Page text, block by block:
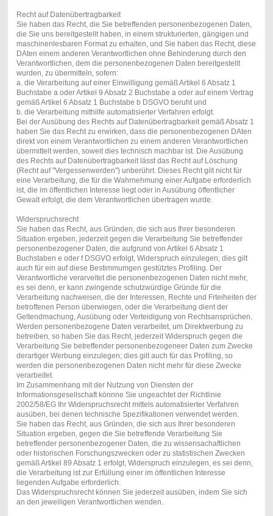
Recht auf Datenübertragbarkeit
Sie haben das Recht, die Sie betreffenden personenbezogenen Daten,
die Sie uns bereitgestellt haben, in einem strukturierten, gängigen und
maschinenlesbaren Format zu erhalten, und Sie haben das Recht, diese
DAten einem anderen Verantwortlichen ohne Behinderung durch den
Verantwortlichen, dem die personenbezogenen Daten bereitgestellt
wurden, zu übermitteln, sofern:
a. die Verarbeitung auf einer Einwilligung gemäß Artikel 6 Absatz 1
Buchstabe a oder Artikel 9 Absatz 2 Buchstabe a oder auf einem Vertrag
gemäß Artikel 6 Absatz 1 Buchstabe b DSGVO beruht und
b. die Verarbeitung mithilfe automatisierter Verfahren erfolgt.
Bei der Ausübung des Rechts auf Datenübertragbarkeit gemäß Absatz 1
haben Sie das Recht zu erwirken, dass die personenbezogenen DAten
direkt von einem Verantwortlichen zu einem anderen Verantwortlichen
übermittelt werden, soweit dies technisch machbar ist. Die Ausübung
des Rechts auf Datenübertragbarkeit lässt das Recht auf Löschung
(Recht auf "Vergessenwerden") unberührt. Dieses Recht gilt nicht für
eine Verarbeitung, die für die Wahrnehmung einer Aufgabe erforderlich
ist, die im öffentlichen Interesse liegt oder in Ausübung öffentlicher
Gewalt erfolgt, die dem Verantwortlichen übertragen wurde.
Widerspruchsrecht
Sie haben das Recht, aus Gründen, die sich aus Ihrer besonderen
Situation ergeben, jederzeit gegen die Verarbeitung Sie betreffender
personenbezogener Daten, die aufgrund von Artikel 6 Absatz 1
Buchstaben e oder f DSGVO erfolgt, Widerspruch einzulegen; dies gilt
auch für ein auf diese Bestimmumgen gestütztes Profiling. Der
Verantwortliche verarveitet die personenbezogenen Daten nicht mehr,
es sei denn, er kann zwingende schutzwürdige Gründe für die
Verarbeitung nachweisen, die der Interessen, Rechte und Frteiheiten der
betroffenen Person überwiegen, oder die Verarbeitung dient der
Geltendmachung, Ausübung oder Verteidigung von Rechtsansprüchen.
Werden personenbezogene Daten verarbeitet, um Direktwerbung zu
betreiben, so haben Sie das Recht, jederzeit Widerspruch gegen die
Verarbeitung Sie betreffender personenbezogeneer Daten zum Zwecke
derartiger Werbung einzulegen; dies gilt auch für das Profiling, so
werden die personenbezogenen Daten nicht mehr für diese Zwecke
verarbeitet.
Im Zusammenhang mit der Nutzung von Diensten der
Informationsgesellschaft könnne Sie ungeachtet der Richtlinie
2002/58/EG Ihr Widerspruchsrecht mittels automatisierter Verfahren
ausüben, bei denen technische Spezifikationen verwendet werden.
Sie haben das Recht, aus Gründen, die sich aus Ihrer besonderen
Situation ergeben, gegen die Sie betreffende Verarbeitung Sie
betreffender personenbezogener Daten, die zu wissensachaftlichen
oder historischen Forschungszwecken oder zu statistischen Zwecken
gemäß Artikel 89 Absatz 1 erfolgt, Widerspruch einzulegen, es sei denn,
die Verarbeitung ist zur Erfüllung einer im öffentlichen Interesse
liegenden Aufgabe erforderlich.
Das Widerspruchsrecht können Sie jederzeit ausüben, indem Sie sich
an den jeweiligen Verantwortlichen wenden.